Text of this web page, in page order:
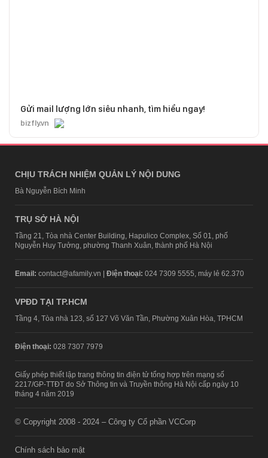
Gửi mail lượng lớn siêu nhanh, tìm hiểu ngay!
bizfly.vn
CHỊU TRÁCH NHIỆM QUẢN LÝ NỘI DUNG
Bà Nguyễn Bích Minh
TRỤ SỞ HÀ NỘI
Tầng 21, Tòa nhà Center Building, Hapulico Complex, Số 01, phố
Nguyễn Huy Tưởng, phường Thanh Xuân, thành phố Hà Nội
Email: contact@afamily.vn | Điện thoại: 024 7309 5555, máy lẻ 62.370
VPĐD TẠI TP.HCM
Tầng 4, Tòa nhà 123, số 127 Võ Văn Tần, Phường Xuân Hòa, TPHCM
Điện thoại: 028 7307 7979
Giấy phép thiết lập trang thông tin điện tử tổng hợp trên mạng số
2217/GP-TTĐT do Sở Thông tin và Truyền thông Hà Nội cấp ngày 10
tháng 4 năm 2019
© Copyright 2008 - 2024 – Công ty Cổ phần VCCorp
Chính sách bảo mật